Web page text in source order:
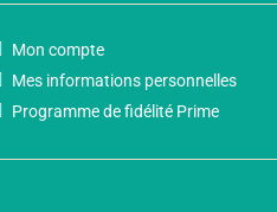
Mon compte
Mes informations personnelles
Programme de fidélité Prime